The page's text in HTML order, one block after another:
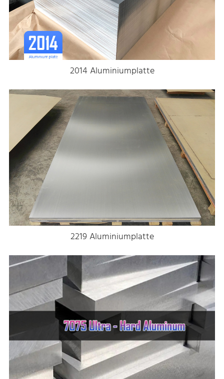
2014 Aluminiumplatte
2219 Aluminiumplatte